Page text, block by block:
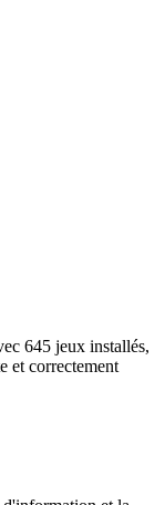
645 jeux installés,
et correctement